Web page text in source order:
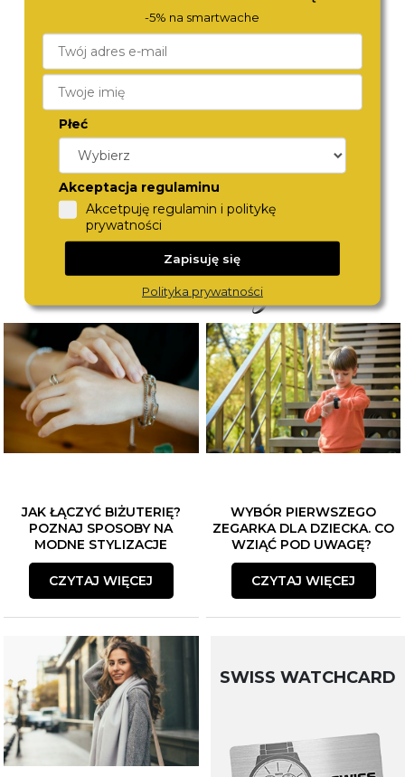
LACOSTE
2001494
460,-
TORII
JAK ŁĄCZYĆ BIŻUTERIĘ?
POZNAJ SPOSOBY NA
MODNE STYLIZACJE
CZYTAJ WIĘCEJ
WYBÓR PIERWSZEGO
ZEGARKA DLA DZIECKA. CO
WZIĄĆ POD UWAGĘ?
CZYTAJ WIĘCEJ
SWISS WATCHCARD
-5% na smartwache
Płeć
Akceptacja regulaminu
Akcetpuję regulamin i politykę
prywatności
Zapisuję się
Polityka prywatności